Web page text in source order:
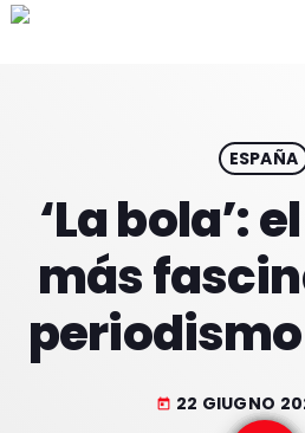
play_arrow
ESPAÑA
‘La bola’:
más
today 22 GIUGNO